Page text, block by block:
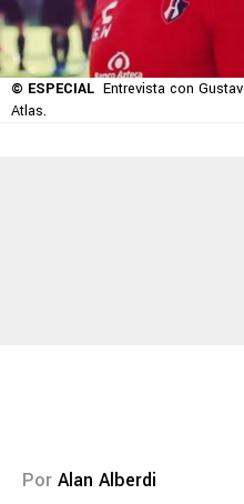
© ESPECIAL Entrevista con
Atlas.
Por Alan Alberdi